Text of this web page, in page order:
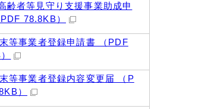
齢者等見守り支援事業助成申
78.8KB）
等事業者登録申請書 （PDF
等事業者登録内容変更届 （P
）